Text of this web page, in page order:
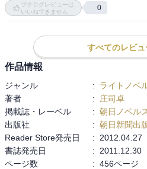
何にせよ、今回は中休み的な内容です
ただ、この寒い12月に指先が悴みな
なんなんだろうなぁ（苦笑）
ブクログレビューは
いいねできません
0
すべてのレビュ
作品情報
ジャンル : ライトノベ
著者
:
庄司卓
掲載誌・レーベル
: 朝日ノベル
出版社
: 朝日新聞出
Reader Store発売日
:
2012.04.27
書誌発売日
:
2011.12.30
ページ数
: 456ページ